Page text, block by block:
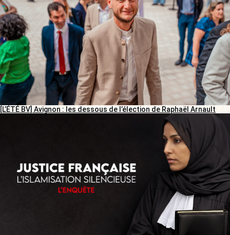
[L’ÉTÉ BV] Avignon : les dessous de l’élection de Raphaël Arnault